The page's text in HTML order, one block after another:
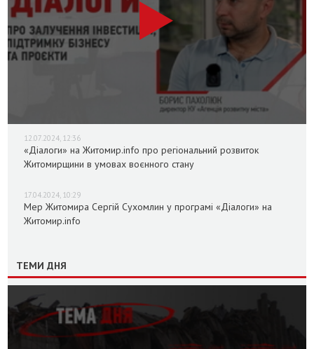
12.07.2024, 12:36
«Діалоги» на Житомир.info про регіональний розвиток
Житомирщини в умовах воєнного стану
17.04.2024, 10:29
Мер Житомира Сергій Сухомлин у програмі «Діалоги» на
Житомир.info
ТЕМИ ДНЯ